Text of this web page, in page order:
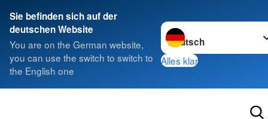
Sie befinden sich auf der
deutschen Website
You are on the German website,
you can use the switch to switch to
the English one
Sprache wechseln zu
Alles klar